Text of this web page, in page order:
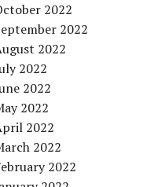
2022
2022
2022
2022
2022
2022
2022
2022
2022